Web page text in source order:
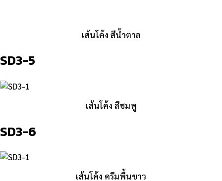
เส้นโค้ง สีน้ำตาล
SD3-5
เส้นโค้ง สีชมพู
SD3-6
เส้นโค้ง ครีมพื้นขาว